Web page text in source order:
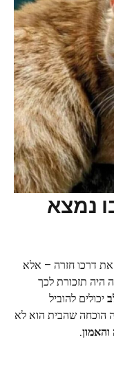
נמצא
דרכו חזרה – אלא
היה תזכורת לכך
יכולים להוביל
הוכחה שהבית הוא לא
.